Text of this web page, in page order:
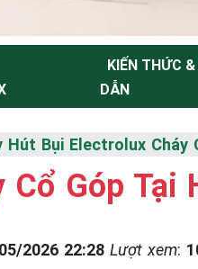
KIẾN THỨC
DẪN
Hút Bụi Electrolux Cháy
Góp Tại
2026 22:28 Lượt xem: